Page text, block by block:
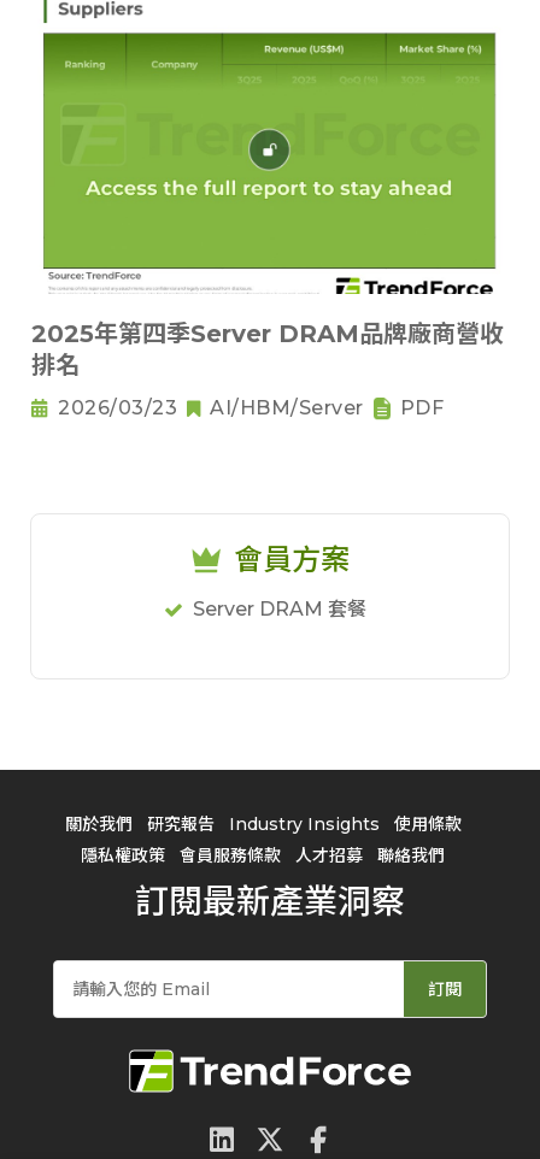
2025年第四季Server DRAM品牌廠商營收
排名
2026/03/23 AI/HBM/Server PDF
會員方案
Server DRAM 套餐
關於我們 研究報告 Industry Insights
使用條款
隱私權政策
會員服務條款 人才招募 聯絡我們
訂閱最新產業洞察
訂閱